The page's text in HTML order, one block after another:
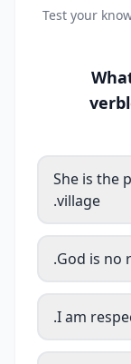
Test your
She is the
village.
God is no
I am